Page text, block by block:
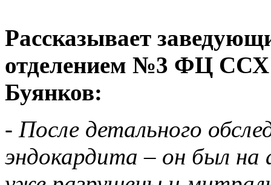
Рассказывает
отделением №3 ФЦ ССХ
Буянков:
- После детального
эндокардита – он был на